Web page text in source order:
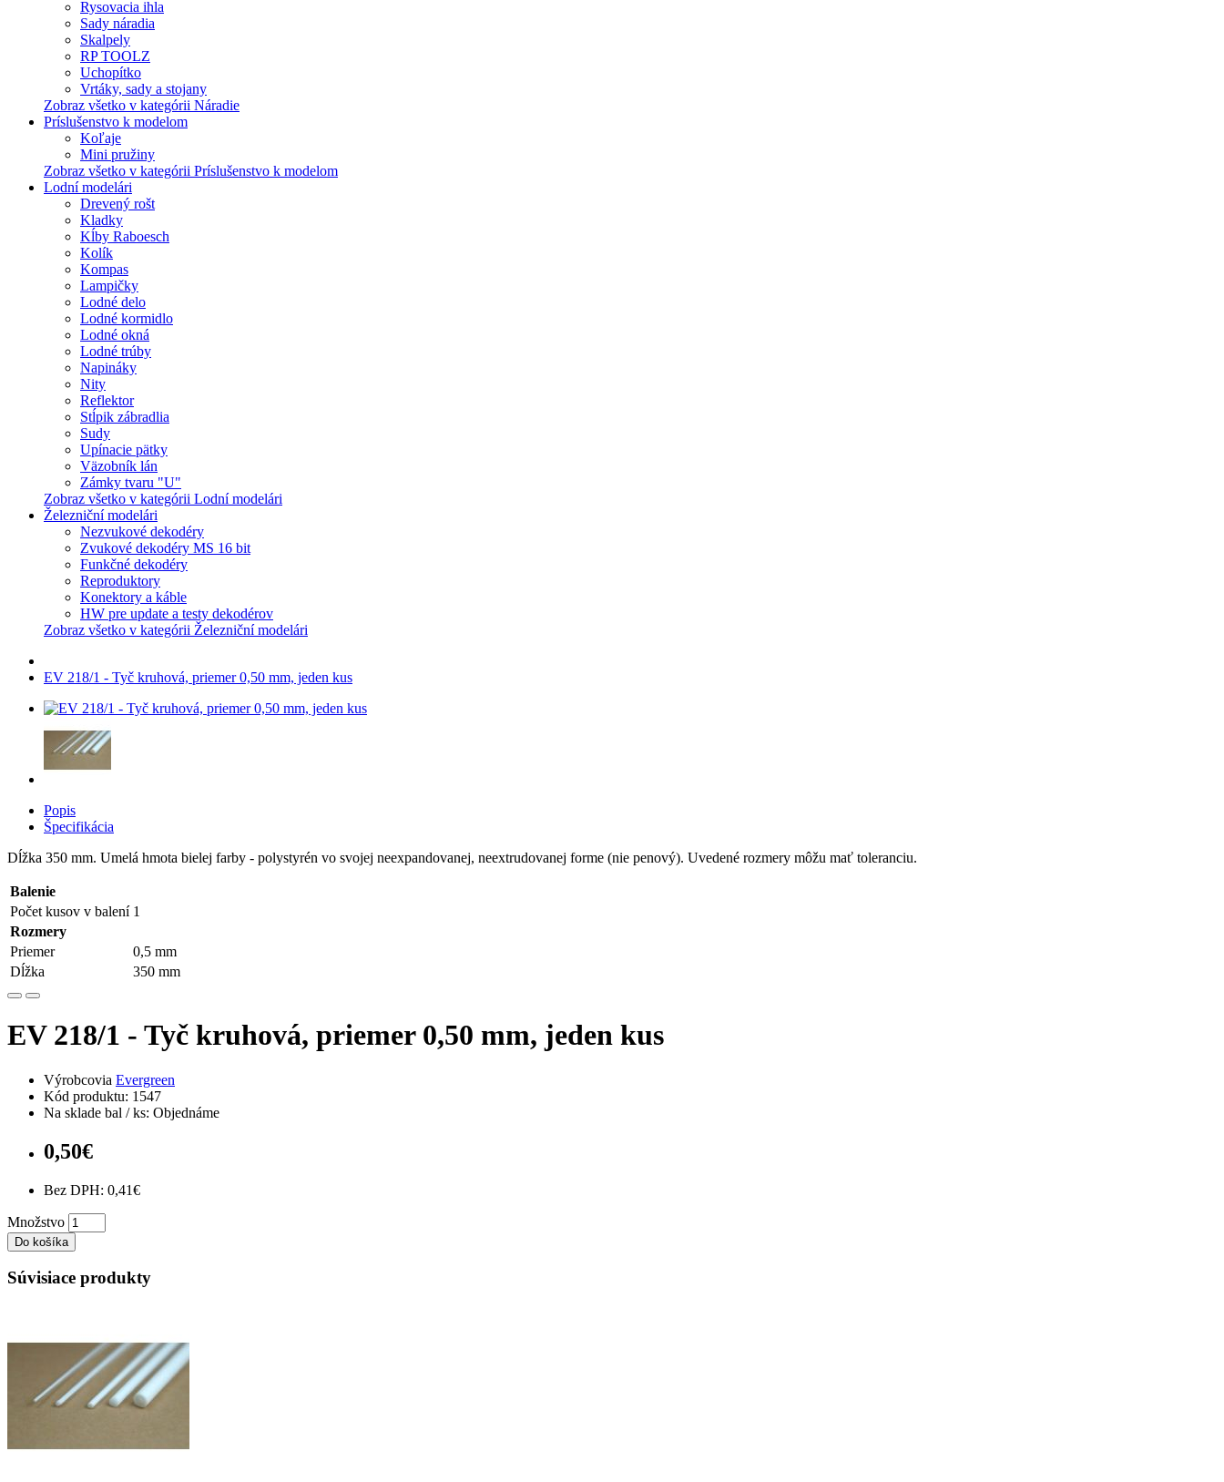
Rysovacia ihla
Sady náradia
Skalpely
RP TOOLZ
Uchopítko
Vrtáky, sady a stojany
Zobraz všetko v kategórii Náradie
Príslušenstvo k modelom
Koľaje
Mini pružiny
Zobraz všetko v kategórii Príslušenstvo k modelom
Lodní modelári
Drevený rošt
Kladky
Kĺby Raboesch
Kolík
Kompas
Lampičky
Lodné delo
Lodné kormidlo
Lodné okná
Lodné trúby
Napináky
Nity
Reflektor
Stĺpik zábradlia
Sudy
Upínacie pätky
Väzobník lán
Zámky tvaru "U"
Zobraz všetko v kategórii Lodní modelári
Železniční modelári
Nezvukové dekodéry
Zvukové dekodéry MS 16 bit
Funkčné dekodéry
Reproduktory
Konektory a káble
HW pre update a testy dekodérov
Zobraz všetko v kategórii Železniční modelári
EV 218/1 - Tyč kruhová, priemer 0,50 mm, jeden kus
Popis
Špecifikácia
Dĺžka 350 mm. Umelá hmota bielej farby - polystyrén vo svojej neexpandovanej, neextrudovanej forme (nie penový). Uvedené rozmery môžu mať toleranciu.
Balenie
Počet kusov v balení 1
Rozmery
Priemer
0,5 mm
Dĺžka
350 mm
EV 218/1 - Tyč kruhová, priemer 0,50 mm, jeden kus
Výrobcovia Evergreen
Kód produktu: 1547
Na sklade bal / ks: Objednáme
0,50€
Bez DPH: 0,41€
Množstvo
Do košíka
Súvisiace produkty